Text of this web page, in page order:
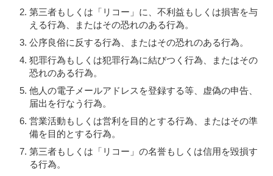
第三者もしくは「リコー」に、不利益もしくは損害を与
える行為、またはその恐れのある行為。
公序良俗に反する行為、またはその恐れのある行為。
犯罪行為もしくは犯罪行為に結びつく行為、またはその
恐れのある行為。
他人の電子メールアドレスを登録する等、虚偽の申告、
届出を行なう行為。
営業活動もしくは営利を目的とする行為、またはその準
備を目的とする行為。
第三者もしくは「リコー」の名誉もしくは信用を毀損す
る行為。